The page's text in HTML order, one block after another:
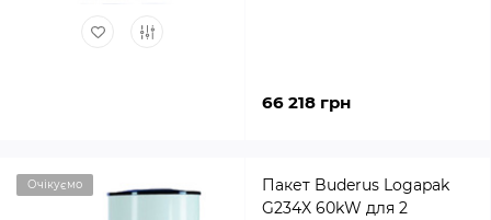
66 218 грн
Очікуємо
Пакет Buderus Logapak
G234X 60kW для 2